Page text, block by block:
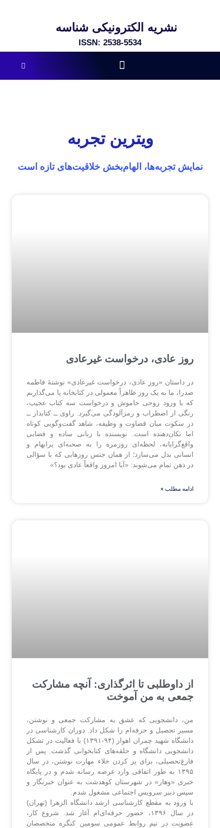
نشریه الکترونیکی شناسه
ISSN: 2538-5534​
ویترین تجربه
نمایش تجربه‌ها، الهام‌بخش خلاقیت‌های تازه است
روز عادی، درخواست غیرعادی
در داستان «روز عادی، درخواست غیرعادی» نوشتهٔ فاطمه
صدرا، ما به یک روز ظاهراً معمولی در کتابخانه پا می‌گذاریم
که با ورود زوجی خاموش و درخواست سه کتاب عجیب،
رنگی از اضطراب و رمزآلودگی می‌گیرد. راوی ــ کتابدار ــ
در سکوت میان قضاوت و وظیفه، شاهد گفت‌وگویی کوتاه
اما تکان‌دهنده است. نویسنده با زبانی ساده و فضایی
واقع‌گرایانه، لحظه‌ای روزمره را به صحنه‌ای پرابهام و
انسانی بدل می‌سازد؛ از همان جنس روزهایی که با سؤالی
در ذهن تمام می‌شوند: «آیا امروز واقعاً عادی بود؟»
ادامه مطلب »
از داوطلبی تا اثرگذاری: آنچه مشارکت
جمعی به من آموخت
من، دانشجویی که عشق به مشارکت جمعی و نوشتن،
مسیر تحصیل و حرفه‌ام را شکل داد. دوران کارشناسی در
دانشگاه شهید چمران اهواز (۹۴-۱۳۹۱) با فعالیت در تشکل
دانشجویی دانشگاه و حلقه‌های کتابخوانی گذشت. پس از
فارغ‌تحصیلی، برای پر کردن خلاء مهارت نوشتن، در سال
۱۳۹۵ به طور اتفاقی وارد عرصه رسانه شدم و در پایگاه
خبری «وهار» در شهرستان کوهدشت به عنوان خبرنگار و
سپس دبیر سرویس اجتماعی مشغول شدم.
با ورود به مقطع کارشناسی ارشد دانشگاه الزهرا (تهران)
در سال ۱۳۹۶، حضور حرفه‌ای‌ام آغاز شد. شروع کار،
عضویت در تیم روابط عمومی سومین کنگره متخصصان